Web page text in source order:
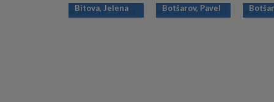
Bitova, Jelena Botšarov, Pavel